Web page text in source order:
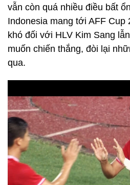
vẫn còn quá nhiều điều bất
Indonesia mang tới AFF Cup
khó đối với HLV Kim Sang
muốn chiến thắng, đòi lại
qua.